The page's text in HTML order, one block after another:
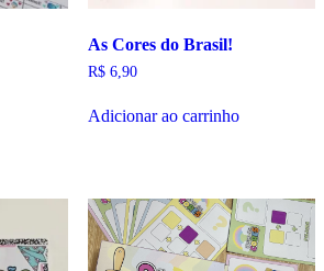
As Cores do Brasil!
R$6,90
Adicionar ao carrinho